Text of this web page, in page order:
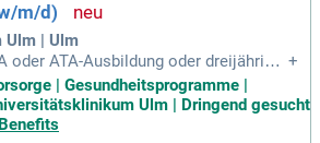
m/d)
Ulm | Ulm
oder ATA-Ausbildung oder dreijährige
mit einschlägiger Berufserfahrung i
wünschenswert; Fundierte Kenntni
mit Fokus auf chirurgisch
+
| Gesundheitsprogramme |
Ulm | Dringend gesucht